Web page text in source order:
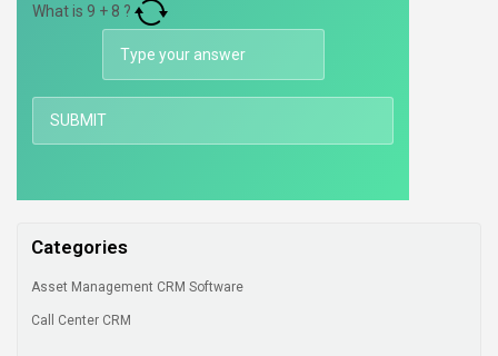
What is 9 + 8 ?
Categories
Asset Management CRM Software
Call Center CRM